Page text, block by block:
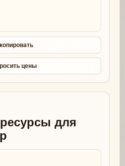
цены
для